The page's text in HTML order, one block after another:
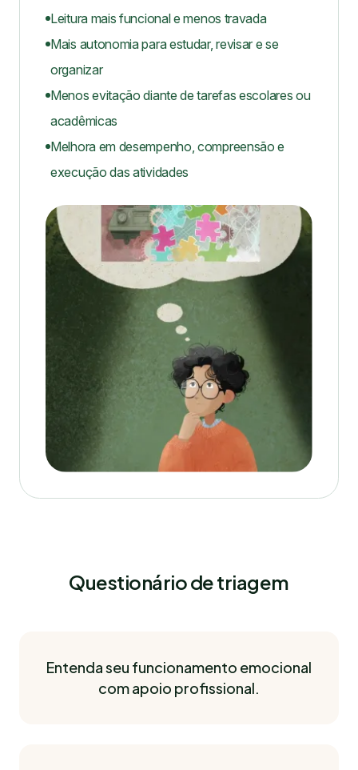
Leitura mais funcional e menos travada
Mais autonomia para estudar, revisar e se
organizar
Menos evitação diante de tarefas escolares ou
acadêmicas
Melhora em desempenho, compreensão e
execução das atividades
Questionário de triagem
Entenda seu funcionamento emocional
com apoio profissional.